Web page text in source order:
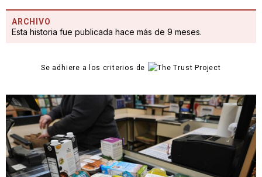
ARCHIVO
Esta historia fue publicada hace más de 9 meses.
Se adhiere a los criterios de